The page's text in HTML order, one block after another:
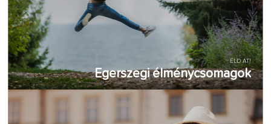
ÉLD ÁT!
Egerszegi élménycsomagok